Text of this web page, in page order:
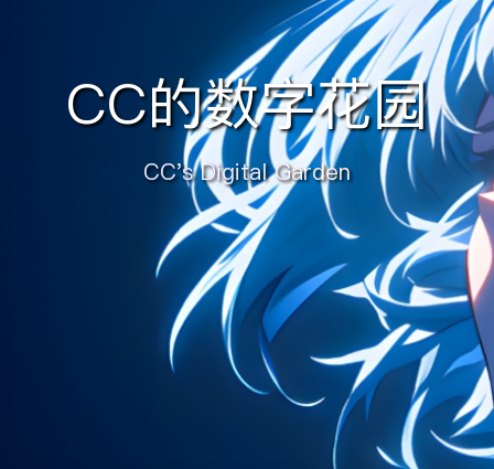
CC的数字花园
CC's Digital Garden